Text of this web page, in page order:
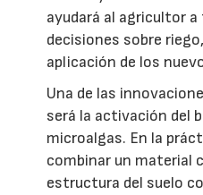
ayudará al agricultor
decisiones sobre
aplicación de los
Una de las
será la activación del
microalgas. En la
combinar un material
estructura del suelo